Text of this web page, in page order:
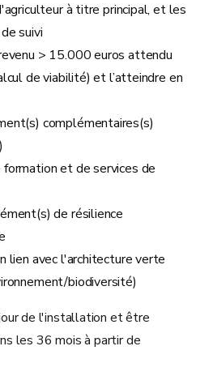
à titre principal, et les
suivi
> 15.000 euros attendu
de viabilité) et l’atteindre en
complémentaires(s)
formation et de services de
de résilience
lien avec l'architecture verte
biodiversité)
de l'installation et être
les 36 mois à partir de